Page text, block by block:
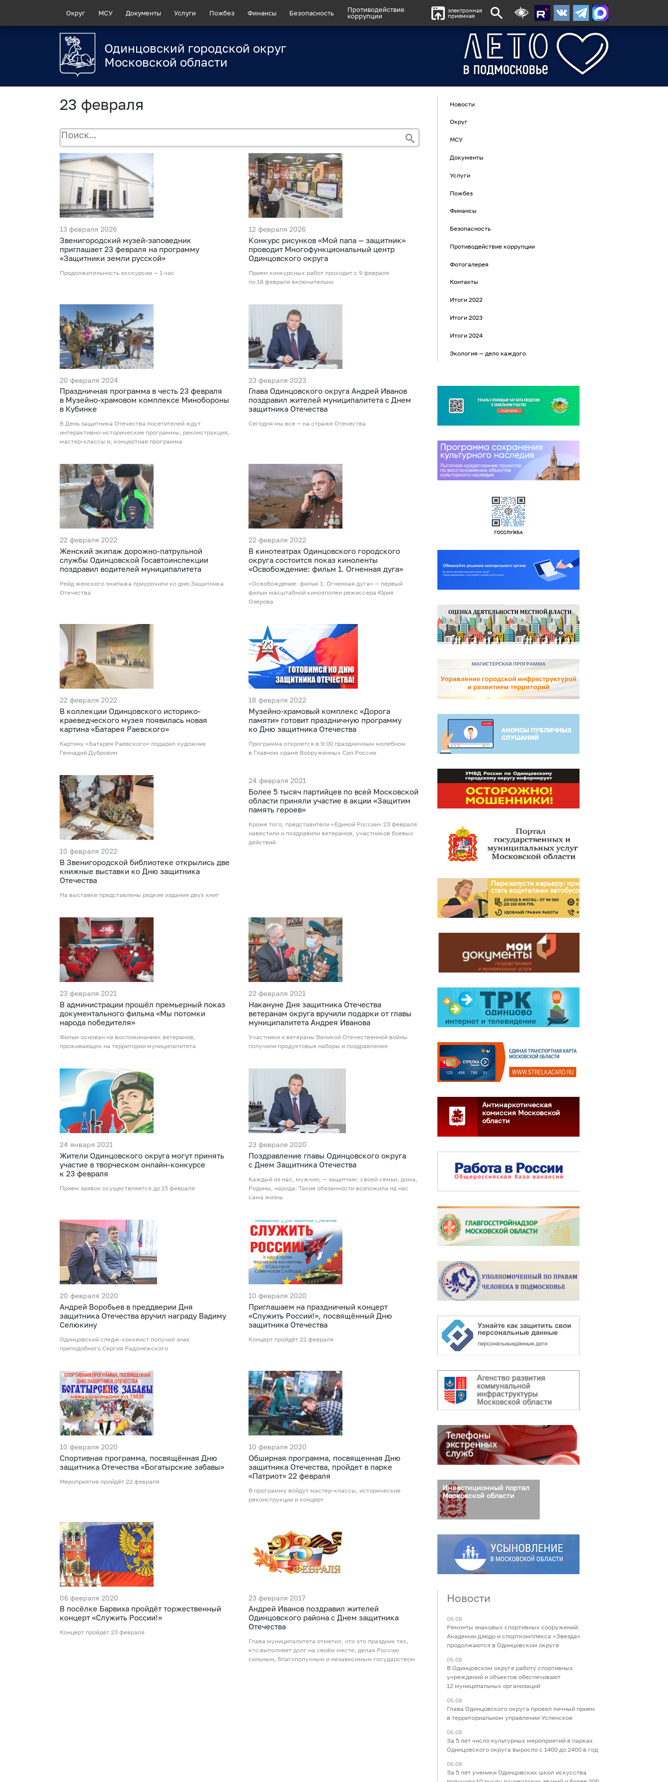
Округ МСУ Документы Услуги Пожбез Финансы Безопасность
Противодействие
коррупции
электронная
приемная
Одинцовский городской округ
Московской области
23 февраля
13 февраля 2026
Звенигородский музей-заповедник
приглашает 23 февраля на программу
«Защитники земли русской»
Продолжительность экскурсии — 1 час
12 февраля 2026
Конкурс рисунков «Мой папа — защитник»
проводит Многофункциональный центр
Одинцовского округа
Прием конкурсных работ проходит с 9 февраля
по 18 февраля включительно
20 февраля 2024
Праздничная программа в честь 23 февраля
в Музейно-храмовом комплексе Минобороны
в Кубинке
В День защитника Отечества посетителей ждут
интерактивно-исторические программы, реконструкция,
мастер-классы и, концертная программа
23 февраля 2023
Глава Одинцовского округа Андрей Иванов
поздравил жителей муниципалитета с Днем
защитника Отечества
Сегодня мы все — на страже Отечества
22 февраля 2022
Женский экипаж дорожно-патрульной
службы Одинцовской Госавтоинспекции
поздравил водителей муниципалитета
Рейд женского экипажа приурочили ко дню Защитника
Отечества
22 февраля 2022
В кинотеатрах Одинцовского городского
округа состоится показ киноленты
«Освобождение: фильм 1. Огненная дуга»
«Освобождение: фильм 1. Огненная дуга» — первый
фильм масштабной киноэпопеи режиссера Юрия
Озерова
22 февраля 2022
В коллекции Одинцовского историко-
краеведческого музея появилась новая
картина «Батарея Раевского»
Картину «Батарея Раевского» подарил художник
Геннадий Дубровин
18 февраля 2022
Музейно-храмовый комплекс «Дорога
памяти» готовит праздничную программу
ко Дню защитника Отечества
Программа откроется в 9:00 праздничным молебном
в Главном храме Вооруженных Сил России
10 февраля 2022
В Звенигородской библиотеке открылись две
книжные выставки ко Дню защитника
Отечества
На выставке представлены редкие издания двух книг
24 февраля 2021
Более 5 тысяч партийцев по всей Московской
области приняли участие в акции «Защитим
память героев»
Кроме того, представители «Единой России» 23 февраля
навестили и поздравили ветеранов, участников боевых
действий
23 февраля 2021
В администрации прошёл премьерный показ
документального фильма «Мы потомки
народа победителя»
Фильм основан на воспоминаниях ветеранов,
проживающих на территории муниципалитета
22 февраля 2021
Накануне Дня защитника Отечества
ветеранам округа вручили подарки от главы
муниципалитета Андрея Иванова
Участники и ветераны Великой Отечественной войны
получили продуктовые наборы и поздравления
24 января 2021
Жители Одинцовского округа могут принять
участие в творческом онлайн‑конкурсе
к 23 февраля
Прием заявок осуществляется до 15 февраля
23 февраля 2020
Поздравление главы Одинцовского округа
с Днем Защитника Отечества
Каждый из нас, мужчин, — защитник: своей семьи, дома,
Родины, народа. Такие обязанности возложила на нас
сама жизнь
20 февраля 2020
Андрей Воробьев в преддверии Дня
защитника Отечества вручил награду Вадиму
Селюкину
Одинцовский следж-хоккеист получил знак
преподобного Сергия Радонежского
10 февраля 2020
Приглашаем на праздничный концерт
«Служить России!», посвящённый Дню
защитника Отечества
Концерт пройдёт 22 февраля
10 февраля 2020
Спортивная программа, посвящённая Дню
защитника Отечества «Богатырские забавы»
Мероприятие пройдёт 22 февраля
10 февраля 2020
Обширная программа, посвященная Дню
защитника Отечества, пройдет в парке
«Патриот» 22 февраля
В программу войдут мастер-классы, исторические
реконструкции и концерт
06 февраля 2020
В посёлке Барвиха пройдёт торжественный
концерт «Служить России!»
Концерт пройдёт 23 февраля
23 февраля 2017
Андрей Иванов поздравил жителей
Одинцовского района с Днем защитника
Отечества
Глава муниципалитета отметил, что это праздник тех,
кто выполняет долг на своём месте, делая Россию
сильным, благополучным и независимым государством
Новости
Округ
МСУ
Документы
Услуги
Пожбез
Финансы
Безопасность
Противодействие коррупции
Фотогалерея
Контакты
Итоги 2022
Итоги 2023
Итоги 2024
Экология — дело каждого
Антинаркотическая
комиссия Московской
области
Инвестиционный портал
Московской области
Новости
06.08
Ремонты знаковых спортивных сооружений:
Академии дзюдо и спорткомплекса «Звезда»
продолжаются в Одинцовском округе
06.08
В Одинцовском округе работу спортивных
учреждений и объектов обеспечивают
12 муниципальных организаций
06.08
Глава Одинцовского округа провел личный прием
в территориальном управлении Успенское
06.08
За 5 лет число культурных мероприятий в парках
Одинцовского округа выросло с 1400 до 2400 в год
06.08
За 5 лет ученики Одинцовских школ искусства